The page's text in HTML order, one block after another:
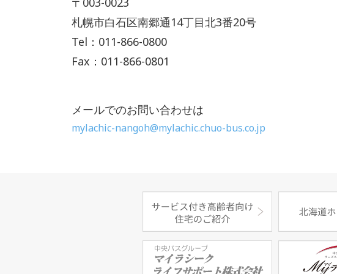
札幌市白石区南郷通14丁目北3番20号
Tel：011-866-0800
Fax：011-866-0801
メールでのお問い合わせは
mylachic-nangoh@mylachic.chuo-bus.co.jp